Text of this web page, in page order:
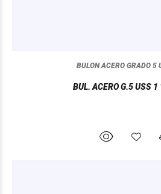
BULON ACERO GRADO 5
BUL. ACERO G.5 USS